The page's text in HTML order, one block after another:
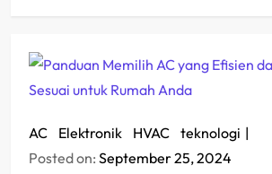
AC Elektronik HVAC teknologi
Posted on: September 25, 2024